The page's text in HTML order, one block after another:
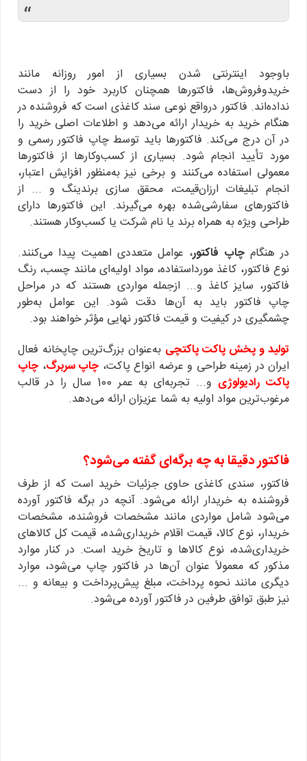
“
با‌وجود اینترنتی شدن بسیاری از امور روزانه مانند
خریدوفروش‌ها، فاکتورها همچنان کاربرد خود را از دست
نداده‌اند. فاکتور درواقع نوعی سند کاغذی است که فروشنده در
هنگام خرید به خریدار ارائه می‌دهد و اطلاعات اصلی خرید را
در آن درج می‌کند. فاکتورها باید توسط چاپ فاکتور رسمی و
مورد تأیید انجام شود. بسیاری از کسب‌وکارها از فاکتورها
معمولی استفاده می‌کنند و برخی نیز به‌منظور افزایش اعتبار،
انجام تبلیغات ارزان‌قیمت، محقق سازی برندینگ و ... از
فاکتورهای سفارشی‌شده بهره می‌گیرند. این فاکتورها دارای
طراحی ویژه به همراه برند یا نام شرکت یا کسب‌وکار هستند.
در هنگامچاپ فاکتور، عوامل متعددی اهمیت پیدا می‌کنند.
نوع فاکتور، کاغذ مورداستفاده، مواد اولیه‌ای مانند چسب، رنگ
فاکتور، سایز کاغذ و... ازجمله مواردی هستند که در مراحل
چاپ فاکتور باید به آن‌ها دقت شود. این عوامل به‌طور
چشمگیری در کیفیت و قیمت فاکتور نهایی مؤثر خواهند بود.
تولید و پخش پاکت پاکتچی به‌عنوان بزرگ‌ترین چاپخانه فعال
ایران در زمینه طراحی و عرضه انواع پاکت، چاپ سربرگ، چاپ
پاکت رادیولوژی
و... تجربه‌ای به عمر 100 سال را در قالب
مرغوب‌ترین مواد اولیه به شما عزیزان ارائه می‌دهد.
فاکتور دقیقا به چه برگه‌ای گفته می‌شود؟
فاکتور، سندی کاغذی حاوی جزئیات خرید است که از طرف
فروشنده به خریدار ارائه می‌شود. آنچه در برگه فاکتور آورده
می‌شود شامل مواردی مانند مشخصات فروشنده، مشخصات
خریدار، نوع کالا، قیمت اقلام خریداری‌شده، قیمت کل کالاهای
خریداری‌شده، نوع کالاها و تاریخ خرید است. در کنار موارد
مذکور که معمولاً عنوان آن‌ها در فاکتور چاپ می‌شود، موارد
دیگری مانند نحوه پرداخت، مبلغ پیش‌پرداخت و بیعانه و ...
نیز طبق توافق طرفین در فاکتور آورده می‌شود.